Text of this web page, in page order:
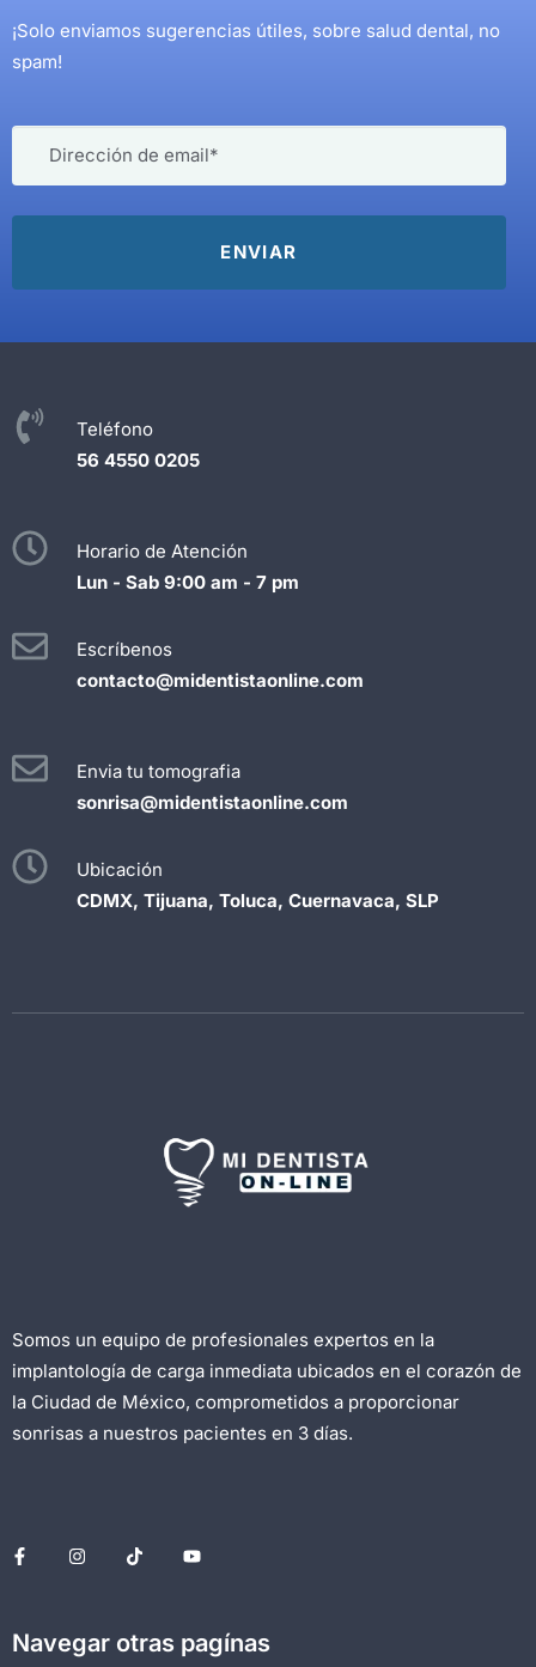
¡Solo enviamos sugerencias útiles, sobre salud dental, no
spam!
Teléfono
56 4550 0205
Horario de Atención
Lun - Sab 9:00 am - 7 pm
Escríbenos
contacto@midentistaonline.com
Envia tu tomografia
sonrisa@midentistaonline.com
Ubicación
CDMX, Tijuana, Toluca, Cuernavaca, SLP
Somos un equipo de profesionales expertos en la
implantología de carga inmediata ubicados en el corazón de
la Ciudad de México, comprometidos a proporcionar
sonrisas a nuestros pacientes en 3 días.
Navegar otras pagínas